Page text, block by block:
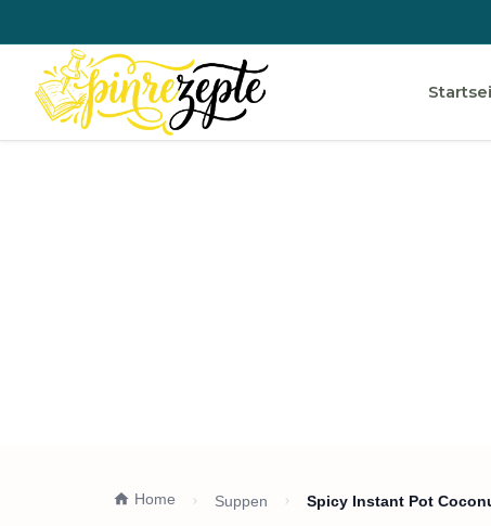
Home Suppen Spicy Instant Pot